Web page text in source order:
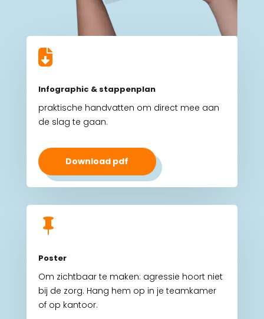

Infographic & stappenplan
praktische handvatten om direct mee aan
de slag te gaan.
Download pdf

Poster
Om zichtbaar te maken: agressie hoort niet
bij de zorg. Hang hem op in je teamkamer
of op kantoor.